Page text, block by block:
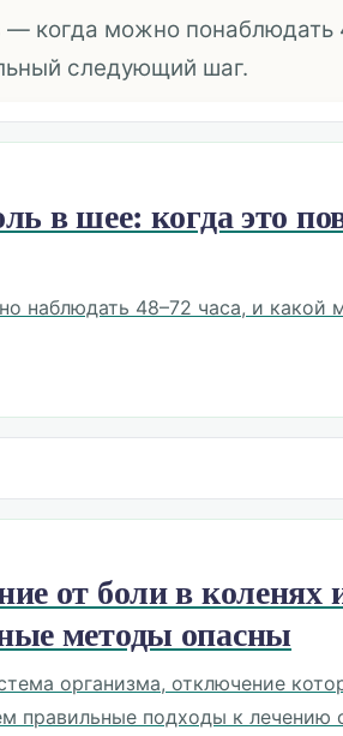
когда можно понаблюдать
следующий шаг.
в шее: когда это
наблюдать 48–72 часа, и какой
от боли в коленях
методы опасны
организма, отключение
правильные подходы к лечению